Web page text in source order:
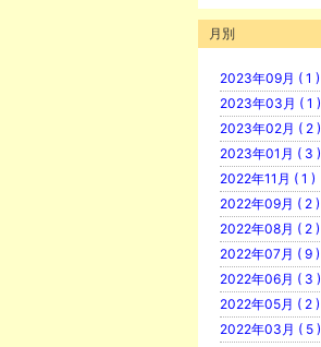
月別
2023年09月 ( 1 )
2023年03月 ( 1 )
2023年02月 ( 2 )
2023年01月 ( 3 )
2022年11月 ( 1 )
2022年09月 ( 2 )
2022年08月 ( 2 )
2022年07月 ( 9 )
2022年06月 ( 3 )
2022年05月 ( 2 )
2022年03月 ( 5 )